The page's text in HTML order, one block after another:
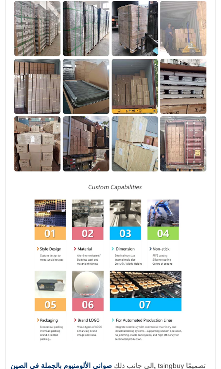
الى جانب ذلك صواني الألومنيوم بالجملة في الصين , tsingbuy تصميمًا